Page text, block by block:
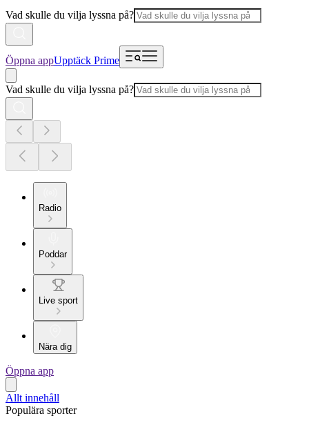
Vad skulle du vilja lyssna på?
Öppna appUpptäck Prime
Vad skulle du vilja lyssna på?
Radio
Poddar
Live sport
Nära dig
Öppna app
Allt innehåll
Populära sporter